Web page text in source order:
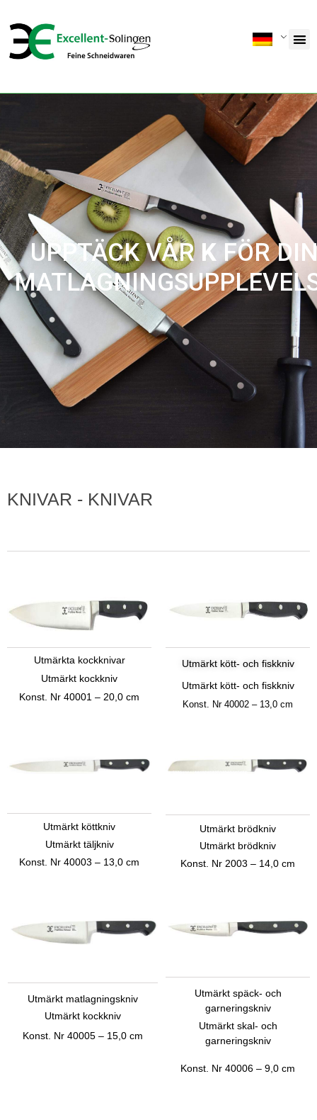
UPPTÄCK VÅRKÖKS FÖR
DIN
KNIVAR - KNIVAR
Utmärkta kockknivar
Utmärkt kockkniv
Konst. Nr 40001 – 20,0 cm
Utmärkt kött- och fiskkniv
Utmärkt kött- och fiskkniv
Konst. Nr 40002 – 13,0 cm
Utmärkt köttkniv
Utmärkt täljkniv
Konst. Nr 40003 – 13,0 cm
Utmärkt brödkniv
Utmärkt brödkniv
Konst. Nr 2003 – 14,0 cm
Utmärkt matlagningskniv
Utmärkt kockkniv
Konst. Nr 40005 – 15,0 cm
Utmärkt späck- och
garneringskniv
Utmärkt skal- och
garneringskniv
Konst. Nr 40006 – 9,0 cm